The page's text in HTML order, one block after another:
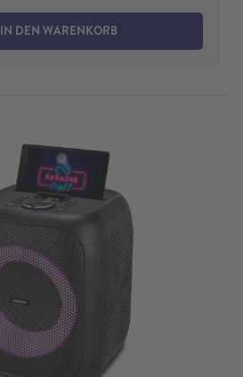
IN DEN WARENKORB